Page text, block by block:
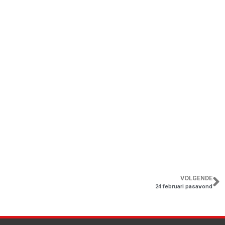
VOLGENDE
24 februari pasavond